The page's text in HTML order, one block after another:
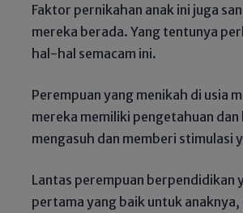
Faktor pernikahan anak ini juga
mereka berada. Yang tentunya
hal-hal semacam ini.
Perempuan yang menikah di usia
mereka memiliki pengetahuan
mengasuh dan memberi stimulasi
Lantas perempuan berpendidikan
pertama yang baik untuk